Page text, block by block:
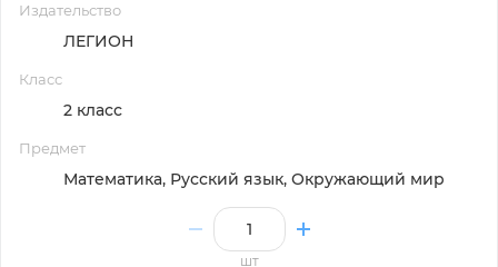
Издательство
ЛЕГИОН
Класс
2 класс
Предмет
Математика, Русский язык, Окружающий мир
шт